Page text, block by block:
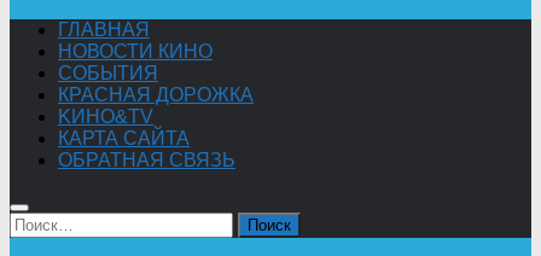
ГЛАВНАЯ
НОВОСТИ КИНО
СОБЫТИЯ
КРАСНАЯ ДОРОЖКА
KИНО&TV
КАРТА САЙТА
ОБРАТНАЯ СВЯЗЬ
Найти: